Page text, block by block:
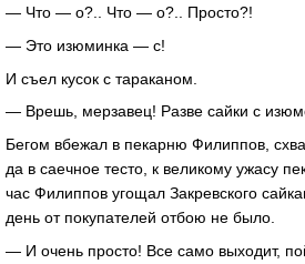
— Что — о?.. Что — о?.. Просто?!
— Это изюминка — с!
И съел кусок с тараканом.
— Врешь, мерзавец! Разве сайки с
Бегом вбежал в пекарню Филиппов,
да в саечное тесто, к великому ужасу
час Филиппов угощал Закревского
день от покупателей отбою не было.
— И очень просто! Все само выходит,